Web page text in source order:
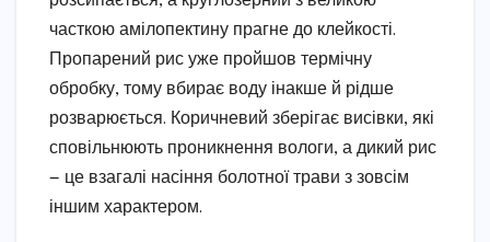
часткою амілопектину прагне до клейкості.
Пропарений рис уже пройшов термічну
обробку, тому вбирає воду інакше й рідше
розварюється. Коричневий зберігає висівки, які
сповільнюють проникнення вологи, а дикий рис
— це взагалі насіння болотної трави з зовсім
іншим характером.